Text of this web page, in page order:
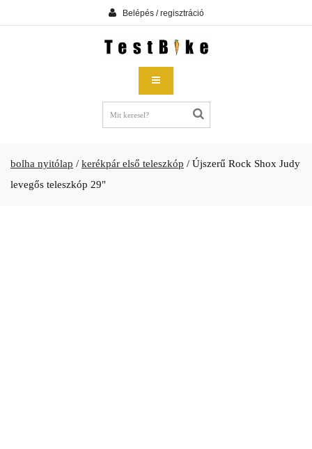
Belépés / regisztráció
bolha nyitólap / kerékpár első teleszkóp / Újszerű Rock Shox Judy
levegős teleszkóp 29"